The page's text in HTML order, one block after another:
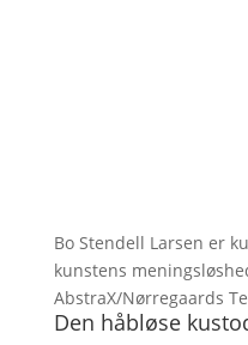
Bo Stendell Larsen er
kunstens
AbstraX/Nørregaards
Den håbløse